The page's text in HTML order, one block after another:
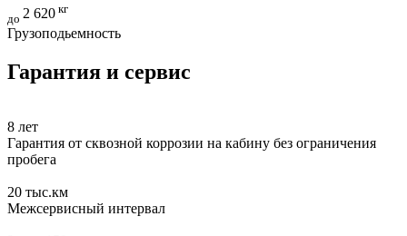
до 2 620 кг
Грузоподьемность
Гарантия и сервис
8 лет
Гарантия от сквозной коррозии на кабину без ограничения
пробега
20 тыс.км
Межсервисный интервал